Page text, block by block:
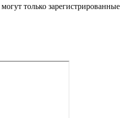
только зарегистрированные